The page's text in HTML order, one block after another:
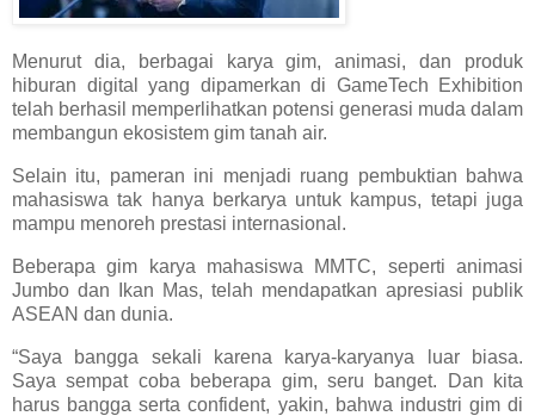
Menurut dia, berbagai karya gim, animasi, dan produk
hiburan digital yang dipamerkan di GameTech Exhibition
telah berhasil memperlihatkan potensi generasi muda dalam
membangun ekosistem gim tanah air.
Selain itu, pameran ini menjadi ruang pembuktian bahwa
mahasiswa tak hanya berkarya untuk kampus, tetapi juga
mampu menoreh prestasi internasional.
Beberapa gim karya mahasiswa MMTC, seperti animasi
Jumbo dan Ikan Mas, telah mendapatkan apresiasi publik
ASEAN dan dunia.
“Saya bangga sekali karena karya-karyanya luar biasa.
Saya sempat coba beberapa gim, seru banget. Dan kita
harus bangga serta confident, yakin, bahwa industri gim di